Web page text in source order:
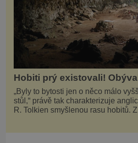
Hobiti prý existovali!
„Byly to bytosti jen o něco málo
stůl,“ právě tak charakterizuje
R. Tolkien smyšlenou rasu hobitů. Z půlčíků, jak jim
říká, následně udělá hlavní hrdiny